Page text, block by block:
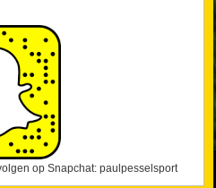
op Snapchat: paulpesselsport